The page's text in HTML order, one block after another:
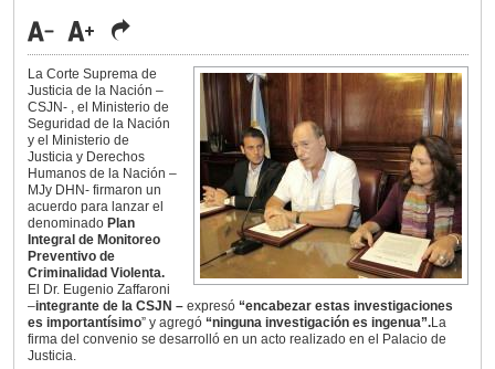
La Corte Suprema de
Justicia de la Nación –
CSJN- , el Ministerio de
Seguridad de la Nación
y el Ministerio de
Justicia y Derechos
Humanos de la Nación –
MJy DHN- firmaron un
acuerdo para lanzar el
denominado Plan
Integral de Monitoreo
Preventivo de
Criminalidad Violenta.
El Dr. Eugenio Zaffaroni
–integrante de la CSJN – expresó “encabezar estas investigaciones
es importantísimo” y agregó “ninguna investigación es ingenua”.La
firma del convenio se desarrolló en un acto realizado en el Palacio de
Justicia.